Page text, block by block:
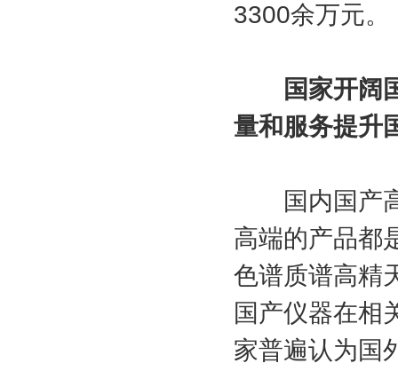
3300余万元。
国家开阔
量和服务提升
国内国产高
高端的产品都
色谱质谱高精
国产仪器在相
家普遍认为国